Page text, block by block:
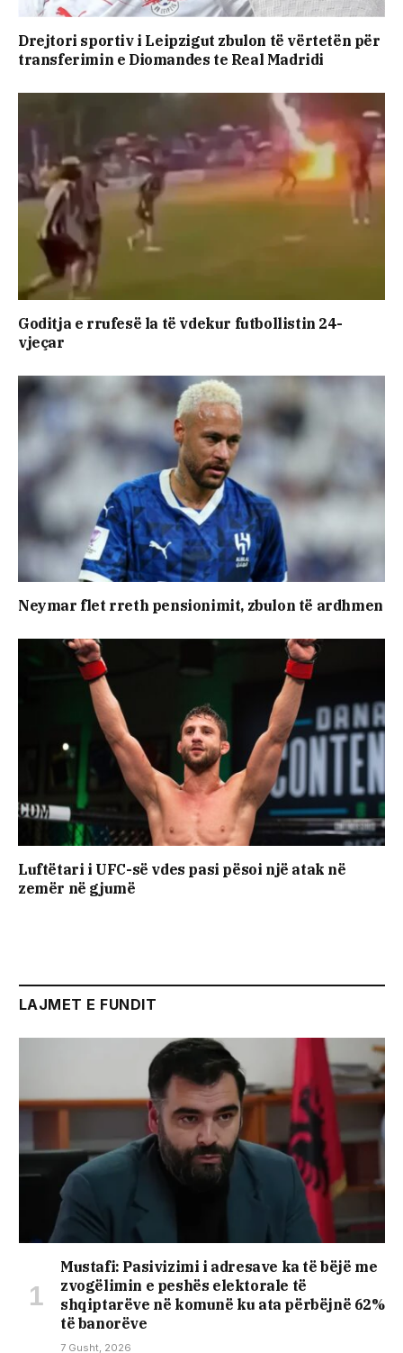
Drejtori sportiv i Leipzigut zbulon të vërtetën për
transferimin e Diomandes te Real Madridi
Goditja e rrufesë la të vdekur futbollistin 24-
vjeçar
Neymar flet rreth pensionimit, zbulon të ardhmen
Luftëtari i UFC-së vdes pasi pësoi një atak në
zemër në gjumë
LAJMET E FUNDIT
Mustafi: Pasivizimi i adresave ka të bëjë me
zvogëlimin e peshës elektorale të
shqiptarëve në komunë ku ata përbëjnë 62%
të banorëve
7 Gusht, 2026